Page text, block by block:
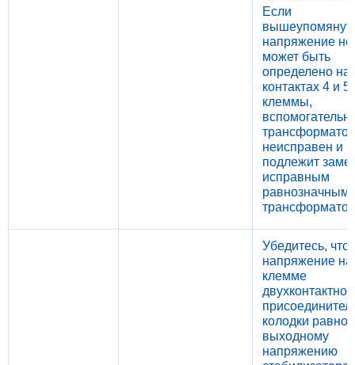
Если
напряжение не
может быть
определено на
контактах 4 и 5
клеммы,
трансформатор
неисправен и
подлежит
исправным
равнозначным
Убедитесь, что
напряжение на
клемме
двухконтактной
колодки равно
выходному
напряжению